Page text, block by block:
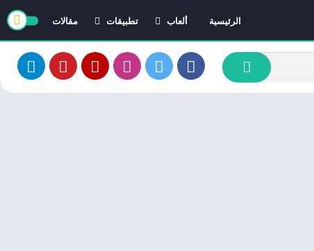
الرئيسية
ألعاب
العاب ايفون
العاب اندرويد
تطبيقات
تطبيقات ايفون
تطبيقات اندرويد
مقالات